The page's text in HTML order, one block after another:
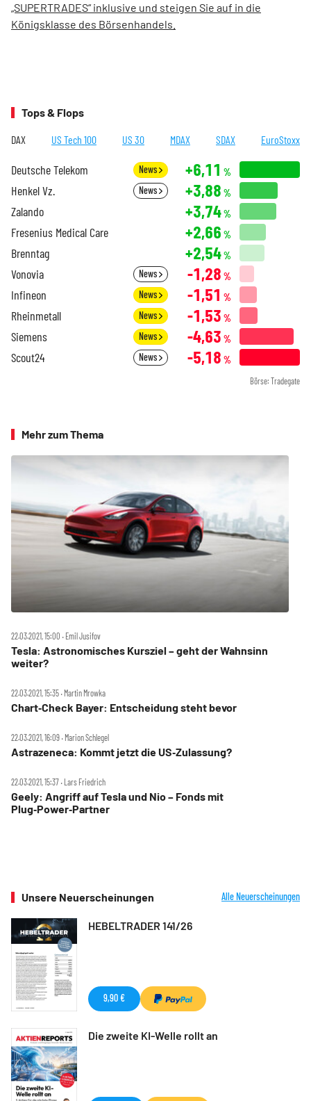
„SUPERTRADES“ inklusive und steigen Sie auf in die
Königsklasse des Börsenhandels.
Tops & Flops
DAX US Tech 100 US 30 MDAX SDAX EuroStoxx
Deutsche Telekom News +6,11 %
Henkel Vz. News +3,88 %
Zalando +3,74%
Fresenius Medical Care +2,66 %
Brenntag +2,54%
Vonovia News -1,28 %
Infineon News -1,51 %
Rheinmetall News -1,53 %
Siemens News -4,63 %
Scout24 News -5,18 %
Börse: Tradegate
Mehr zum Thema
22.03.2021, 15:00 ‧ Emil Jusifov
Tesla: Astronomisches Kursziel – geht der Wahnsinn
weiter?
22.03.2021, 15:35 ‧ Martin Mrowka
Chart‑Check Bayer: Entscheidung steht bevor
22.03.2021, 16:09 ‧ Marion Schlegel
Astrazeneca: Kommt jetzt die US‑Zulassung?
22.03.2021, 15:37 ‧ Lars Friedrich
Geely: Angriff auf Tesla und Nio – Fonds mit
Plug‑Power‑Partner
Unsere Neuerscheinungen Alle Neuerscheinungen
HEBELTRADER 141/26
9,90 €
Die zweite KI-Welle rollt an